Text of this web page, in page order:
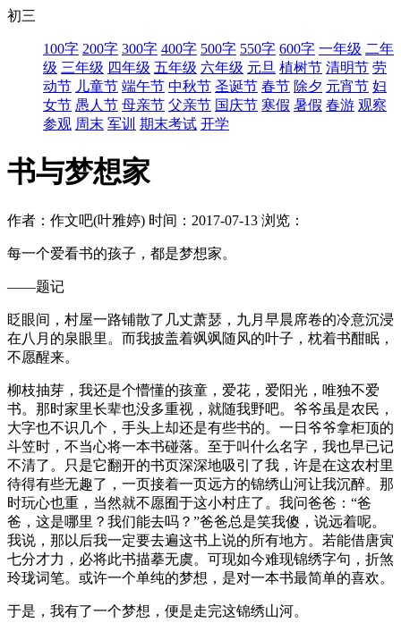
初三
100字 200字 300字 400字 500字 550字 600字 一年级 二年
级 三年级 四年级 五年级 六年级 元旦 植树节 清明节 劳
动节 儿童节 端午节 中秋节 圣诞节 春节 除夕 元宵节 妇
女节 愚人节 母亲节 父亲节 国庆节 寒假 暑假 春游 观察
参观 周末 军训 期末考试 开学
书与梦想家
作者：作文吧(叶雅婷) 时间：2017-07-13 浏览：
每一个爱看书的孩子，都是梦想家。
——题记
眨眼间，村屋一路铺散了几丈萧瑟，九月早晨席卷的冷意沉浸
在八月的泉眼里。而我披盖着飒飒随风的叶子，枕着书酣眠，
不愿醒来。
柳枝抽芽，我还是个懵懂的孩童，爱花，爱阳光，唯独不爱
书。那时家里长辈也没多重视，就随我野吧。爷爷虽是农民，
大字也不识几个，手头上却还是有些书的。一日爷爷拿柜顶的
斗笠时，不当心将一本书碰落。至于叫什么名字，我也早已记
不清了。只是它翻开的书页深深地吸引了我，许是在这农村里
待得有些无趣了，一页接着一页远方的锦绣山河让我沉醉。那
时玩心也重，当然就不愿囿于这小村庄了。我问爸爸：“爸
爸，这是哪里？我们能去吗？”爸爸总是笑我傻，说远着呢。
我说，那以后我一定要去遍这书上说的所有地方。若能借唐寅
七分才力，必将此书描摹无虞。可现如今难现锦绣字句，折煞
玲珑词笔。或许一个单纯的梦想，是对一本书最简单的喜欢。
于是，我有了一个梦想，便是走完这锦绣山河。